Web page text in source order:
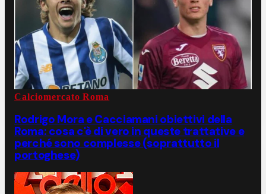
Calciomercato Roma
Rodrigo Mora e Cacciamani obiettivi della
Roma: cosa c'è di vero in queste trattative e
perché sono complesse (soprattutto il
portoghese)